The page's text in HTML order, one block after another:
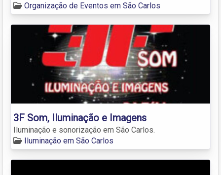
Organização de Eventos em São Carlos
3F Som, Iluminação e Imagens
Iluminação e sonorização em São Carlos.
Iluminação em São Carlos